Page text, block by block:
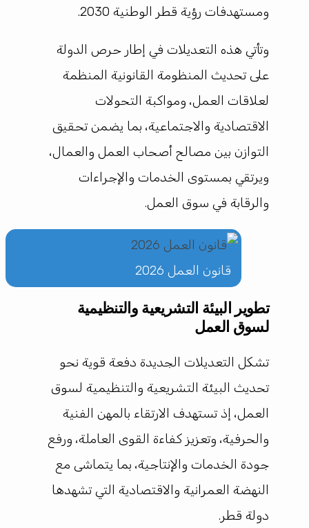
ومستهدفات رؤية قطر الوطنية 2030.
وتأتي هذه التعديلات في إطار حرص الدولة
على تحديث المنظومة القانونية المنظمة
لعلاقات العمل، ومواكبة التحولات
الاقتصادية والاجتماعية، بما يضمن تحقيق
التوازن بين مصالح أصحاب العمل والعمال،
ويرتقي بمستوى الخدمات والإجراءات
والرقابة في سوق العمل.
قانون العمل 2026
تطوير البيئة التشريعية والتنظيمية
لسوق العمل
تشكل التعديلات الجديدة دفعة قوية نحو
تحديث البيئة التشريعية والتنظيمية لسوق
العمل، إذ تستهدف الارتقاء بالمهن الفنية
والحرفية، وتعزيز كفاءة القوى العاملة، ورفع
جودة الخدمات والإنتاجية، بما يتماشى مع
النهضة العمرانية والاقتصادية التي تشهدها
دولة قطر.